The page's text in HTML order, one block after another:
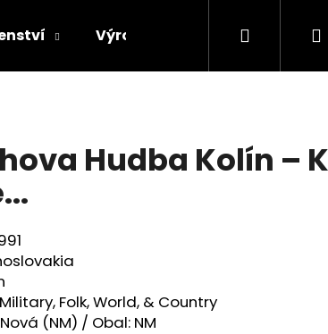
Výroba vinylových desek
Hledat
Hudba Kolín ‎–
Folk, World, & Country
(NM) / Obal: NM